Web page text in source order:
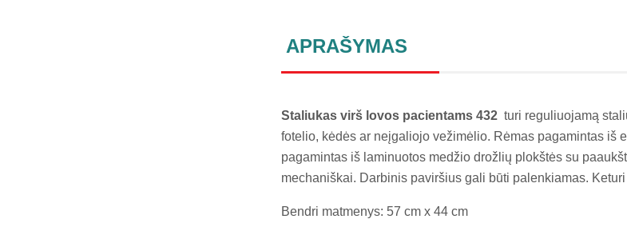
APRAŠYMAS
Staliukas virš lovos pacientams 432 turi reguliuojamą
fotelio, kėdės ar neįgaliojo vežimėlio. Rėmas pagamintas
pagamintas iš laminuotos medžio drožlių plokštės su
mechaniškai. Darbinis paviršius gali būti palenkiamas.
Bendri matmenys: 57 cm x 44 cm